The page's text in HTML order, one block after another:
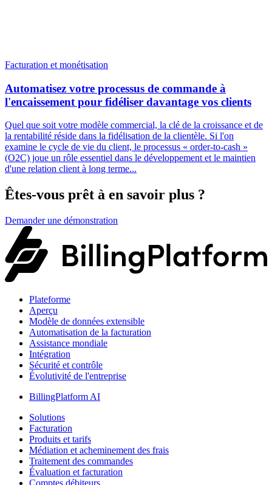
Facturation et monétisation
Automatisez votre processus de commande à
l'encaissement pour fidéliser davantage vos clients
Quel que soit votre modèle commercial, la clé de la croissance et de
la rentabilité réside dans la fidélisation de la clientèle. Si l'on
examine le cycle de vie du client, le processus « order-to-cash »
(O2C) joue un rôle essentiel dans le développement et le maintien
d'une relation client à long terme...
Êtes-vous prêt à en savoir plus ?
Demander une démonstration
Plateforme
Aperçu
Modèle de données extensible
Automatisation de la facturation
Assistance mondiale
Intégration
Sécurité et contrôle
Évolutivité de l'entreprise
BillingPlatform AI
Solutions
Facturation
Produits et tarifs
Médiation et acheminement des frais
Traitement des commandes
Évaluation et facturation